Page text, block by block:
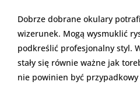
Dobrze dobrane okulary
wizerunek. Mogą wysmuklić
podkreślić profesjonalny styl.
stały się równie ważne jak
nie powinien być